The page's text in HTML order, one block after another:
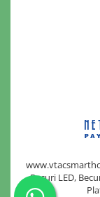
Becuri LED,